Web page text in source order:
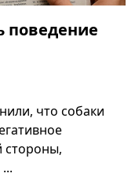
поведение
что собаки
стороны,